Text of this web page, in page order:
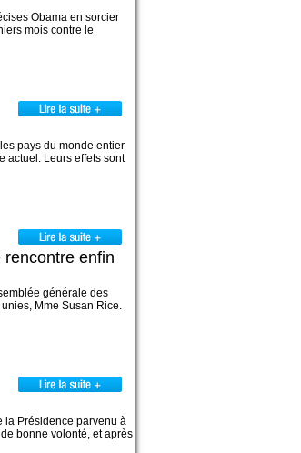
Obama en sorcier
mois contre le
pays du monde entier
actuel. Leurs effets sont
enfin
générale des
Mme Susan Rice.
la Présidence parvenu à
bonne volonté, et après